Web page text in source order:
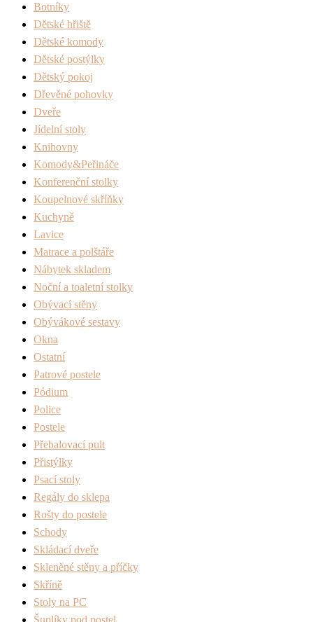
Botníky
Dětské hřiště
Dětské komody
Dětské postýlky
Dětský pokoj
Dřevěné pohovky
Dveře
Jídelní stoly
Knihovny
Komody&Peřináče
Konferenční stolky
Koupelnové skříňky
Kuchyně
Lavice
Matrace a polštáře
Nábytek skladem
Noční a toaletní stolky
Obývací stěny
Obývákové sestavy
Okna
Ostatní
Patrové postele
Pódium
Police
Postele
Přebalovací pult
Přistýlky
Psací stoly
Regály do sklepa
Rošty do postele
Schody
Skládací dveře
Skleněné stěny a příčky
Skříně
Stoly na PC
Šuplíky pod postel